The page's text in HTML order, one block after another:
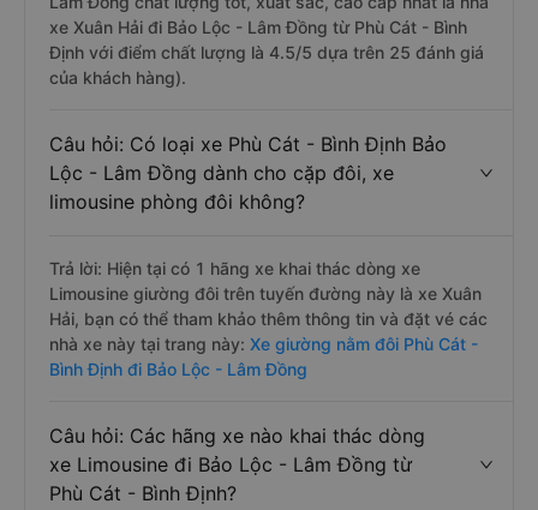
xe Xuân Hải đi Bảo Lộc - Lâm Đồng từ Phù Cát - Bình
Định với điểm chất lượng là 4.5/5 dựa trên 25 đánh giá
của khách hàng).
Câu hỏi: Có loại xe Phù Cát - Bình Định Bảo
Lộc - Lâm Đồng dành cho cặp đôi, xe
limousine phòng đôi không?
Trả lời: Hiện tại có 1 hãng xe khai thác dòng xe
Limousine giường đôi trên tuyến đường này là xe Xuân
Hải, bạn có thể tham khảo thêm thông tin và đặt vé các
nhà xe này tại trang này: Xe giường nằm đôi Phù Cát -
Bình Định đi Bảo Lộc - Lâm Đồng
Câu hỏi: Các hãng xe nào khai thác dòng
xe Limousine đi Bảo Lộc - Lâm Đồng từ
Phù Cát - Bình Định?